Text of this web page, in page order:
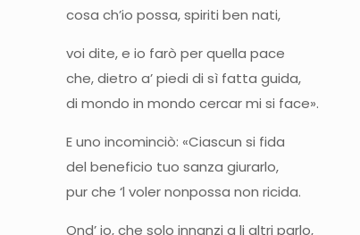
cosa ch’io possa, spiriti ben nati,
voi dite, e io farò per quella pace
che, dietro a’ piedi di sì fatta guida,
di mondo in mondo cercar mi si face».
E uno incominciò: «Ciascun si fida
del beneficio tuo sanza giurarlo,
pur che ‘l voler nonpossa non ricida.
Ond’ io, che solo innanzi a li altri parlo,